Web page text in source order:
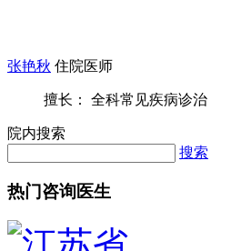
张艳秋 住院医师
擅长： 全科常见疾病诊治
院内搜索
搜索
热门咨询医生